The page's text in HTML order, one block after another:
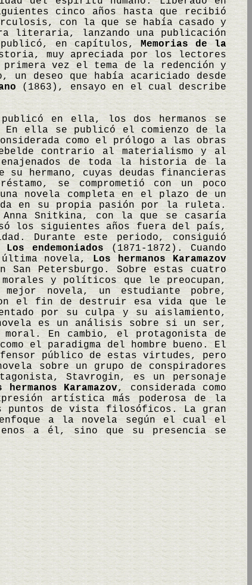
cinco años hasta que recibió
con la que se había casado y
literaria, lanzando una publicación
publicó, en capítulos,Memorias de la
muy apreciada por los lectores
vez el tema de la redención y
deseo que había acariciado desde
(1863), ensayo en el cual describe
en ella, los dos hermanos se
En ella se publicó el comienzo de la
como el prólogo a las obras
contrario al materialismo y al
de toda la historia de la
hermano, cuyas deudas financieras
se comprometió con un poco
novela completa en el plazo de un
en su propia pasión por la ruleta.
Snitkina, con la que se casaría
los siguientes años fuera del país,
Durante este periodo, consiguió
Los endemoniados (1871-1872). Cuando
última novela, Los hermanos Karamazov
Petersburgo. Sobre estas cuatro
y políticos que le preocupan,
mejor novela, un estudiante pobre,
el fin de destruir esa vida que le
por su culpa y su aislamiento,
es un análisis sobre si un ser,
En cambio, el protagonista de
el paradigma del hombre bueno. El
público de estas virtudes, pero
sobre un grupo de conspiradores
Stavrogin, es un personaje
hermanos Karamazov, considerada como
artística más poderosa de la
puntos de vista filosóficos. La gran
a la novela según el cual el
a él, sino que su presencia se